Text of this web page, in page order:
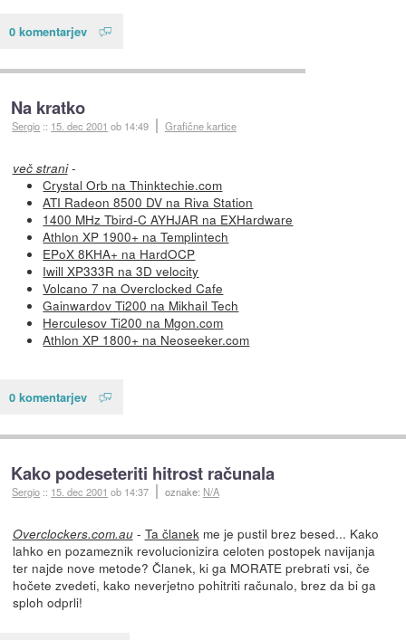
0 komentarjev
Na kratko
Sergio :: 15. dec 2001 ob 14:49 Grafične kartice
več strani-
Crystal Orb na Thinktechie.com
ATI Radeon 8500 DV na Riva Station
1400 MHz Tbird-C AYHJAR na EXHardware
Athlon XP 1900+ na Templintech
EPoX 8KHA+ na HardOCP
Iwill XP333R na 3D velocity
Volcano 7 na Overclocked Cafe
Gainwardov Ti200 na Mikhail Tech
Herculesov Ti200 na Mgon.com
Athlon XP 1800+ na Neoseeker.com
0 komentarjev
Kako podeseteriti hitrost računala
Sergio :: 15. dec 2001 ob 14:37 oznake: N/A
Overclockers.com.au- Ta članek me je pustil brez besed... Kako
lahko en pozameznik revolucionizira celoten postopek navijanja
ter najde nove metode? Članek, ki ga MORATE prebrati vsi, če
hočete zvedeti, kako neverjetno pohitriti računalo, brez da bi ga
sploh odprli!